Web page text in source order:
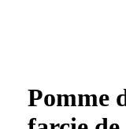
Pomme